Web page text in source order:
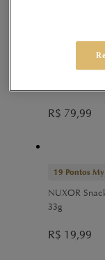
Pontos
Caixa
R$ 79,99
19 Pontos
NUXOR
33g
R$ 19,99